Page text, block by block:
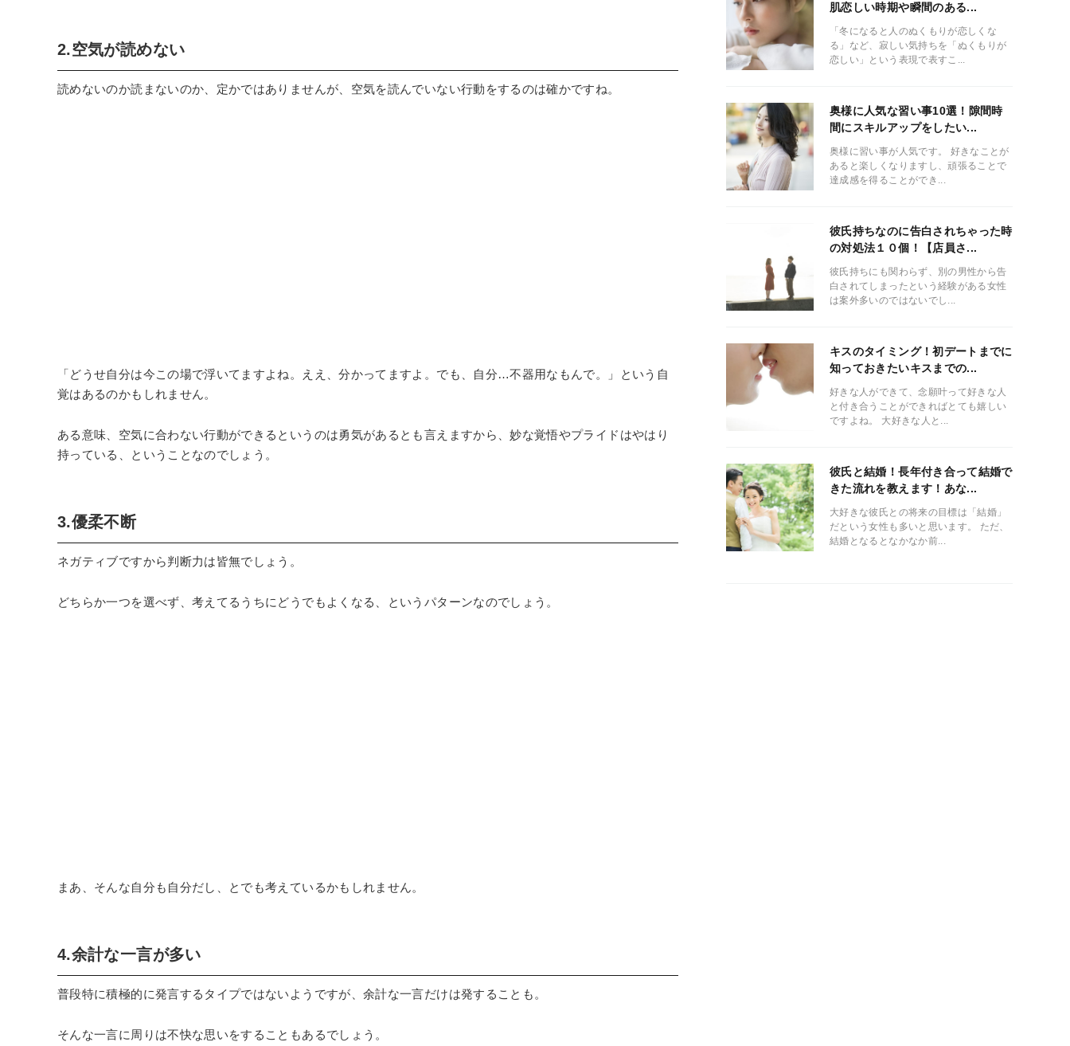
2.空気が読めない
読めないのか読まないのか、定かではありませんが、空気を読んでいない行動をするのは確かですね。
「どうせ自分は今この場で浮いてますよね。ええ、分かってますよ。でも、自分…不器用なもんで。」という自
覚はあるのかもしれません。
ある意味、空気に合わない行動ができるというのは勇気があるとも言えますから、妙な覚悟やプライドはやはり
持っている、ということなのでしょう。
3.優柔不断
ネガティブですから判断力は皆無でしょう。
どちらか一つを選べず、考えてるうちにどうでもよくなる、というパターンなのでしょう。
まあ、そんな自分も自分だし、とでも考えているかもしれません。
4.余計な一言が多い
普段特に積極的に発言するタイプではないようですが、余計な一言だけは発することも。
そんな一言に周りは不快な思いをすることもあるでしょう。
肌恋しい時期や瞬間のある...
「冬になると人のぬくもりが恋しくな
る」など、寂しい気持ちを「ぬくもりが
恋しい」という表現で表すこ...
奥様に人気な習い事10選！隙間時
間にスキルアップをしたい...
奥様に習い事が人気です。 好きなことが
あると楽しくなりますし、頑張ることで
達成感を得ることができ...
彼氏持ちなのに告白されちゃった時
の対処法１０個！【店員さ...
彼氏持ちにも関わらず、別の男性から告
白されてしまったという経験がある女性
は案外多いのではないでし...
キスのタイミング！初デートまでに
知っておきたいキスまでの...
好きな人ができて、念願叶って好きな人
と付き合うことができればとても嬉しい
ですよね。 大好きな人と...
彼氏と結婚！長年付き合って結婚で
きた流れを教えます！あな...
大好きな彼氏との将来の目標は「結婚」
だという女性も多いと思います。 ただ、
結婚となるとなかなか前...